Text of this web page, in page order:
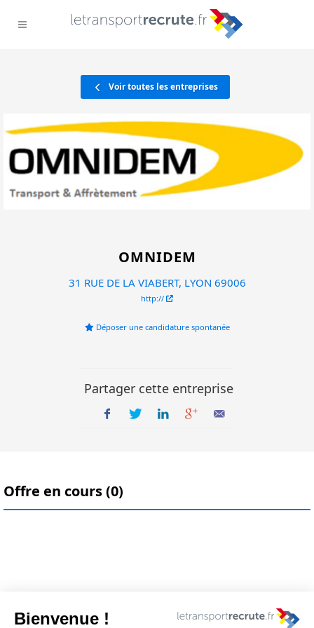
Voir toutes les entreprises
OMNIDEM
31 RUE DE LA VIABERT, LYON 69006
http://
Déposer une candidature spontanée
Partager cette entreprise
Offre en cours (0)